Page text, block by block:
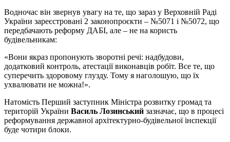
Водночас він звернув увагу на те, що зараз у Верховній Раді
України зареєстровані 2 законопроєкти – №5071 і №5072, що
передбачають реформу ДАБІ, але – не на користь
будівельникам:
«Вони якраз пропонують зворотні речі: надбудови,
додатковий контроль, атестації виконавців робіт. Все те, що
суперечить здоровому глузду. Тому я наголошую, що їх
ухвалювати не можна!».
Натомість Перший заступник Міністра розвитку громад та
територій України Василь Лозинський зазначає, що в процесі
реформування державної архітектурно-будівельної інспекції
буде чотири блоки.